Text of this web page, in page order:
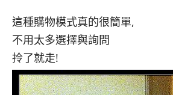
這種購物模式真的很簡單,
不用太多選擇與詢問
拎了就走!